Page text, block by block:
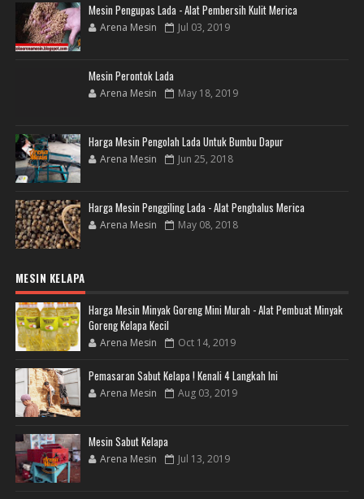
Mesin Pengupas Lada - Alat Pembersih Kulit Merica
Arena Mesin Jul 03, 2019
Mesin Perontok Lada
Arena Mesin May 18, 2019
Harga Mesin Pengolah Lada Untuk Bumbu Dapur
Arena Mesin Jun 25, 2018
Harga Mesin Penggiling Lada - Alat Penghalus Merica
Arena Mesin May 08, 2018
MESIN KELAPA
Harga Mesin Minyak Goreng Mini Murah - Alat Pembuat Minyak
Goreng Kelapa Kecil
Arena Mesin Oct 14, 2019
Pemasaran Sabut Kelapa ! Kenali 4 Langkah Ini
Arena Mesin Aug 03, 2019
Mesin Sabut Kelapa
Arena Mesin Jul 13, 2019